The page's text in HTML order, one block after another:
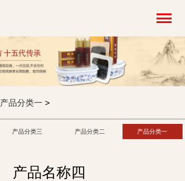
产品分类一>
产品分类一
产品分类二
产品分类三
产品名称四